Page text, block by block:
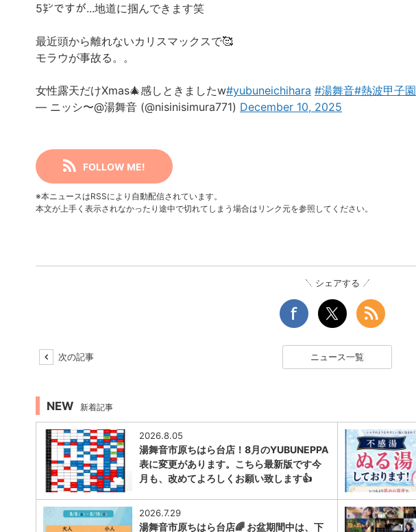
5㌢ですが...地道に掴んできます笑
最近頭から離れないカリスマックスで🥰
モラウが事故る。。
女性露天だけXmas🎄感しときましたw#yubuneichihara #湯舞音#熱波甲子園
— ニッシ〜@湯舞音 (@nisinisimura771) December 10, 2025
FOLLOW ME!
※本ニュースはRSSにより自動配信されています。
本文が上手く表示されなかったり途中で切れてしまう場合はリンク元を参照してください。
シェアする
次の記事 ニュース一覧
NEW 新着記事
1
2026.8.05
湯舞音市原ちはら台店！8月のYUBUNEPPA
表に変更があります。こちら最新版です今
月も、改めてよろしくお願い致します👍
2026.7.29
湯舞音市原ちはら台店🌈 お盆期間中は、下